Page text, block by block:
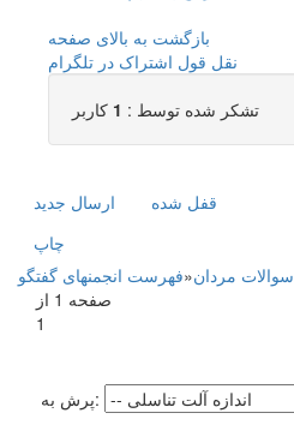
بازگشت به بالای صفحه
نقل قول اشتراک در تلگرام
تشکر شده توسط : 1 کاربر
ارسال جديد
قفل شده
چاپ
فهرست انجمنهای گفتگو»سوالات مردان
صفحه 1 از
1
پرش به: